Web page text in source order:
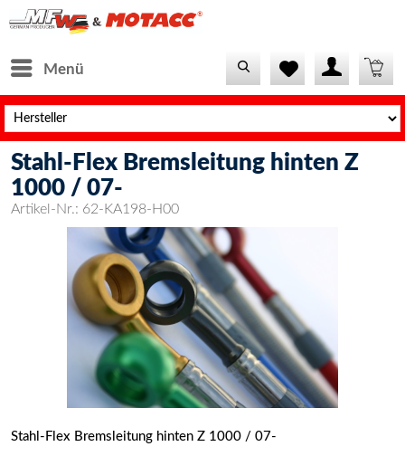
Menü
Stahl-Flex Bremsleitung hinten Z
1000 / 07-
Artikel-Nr.: 62-KA198-H00
Stahl-Flex Bremsleitung hinten Z 1000 / 07-